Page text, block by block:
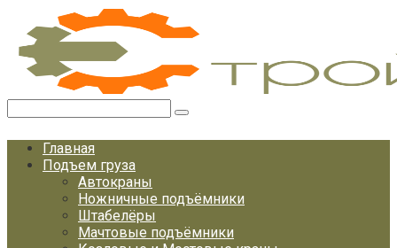
Перейти
контенту
Главная
Подъем груза
Автокраны
Ножничные подъёмники
Штабелёры
Мачтовые подъёмники